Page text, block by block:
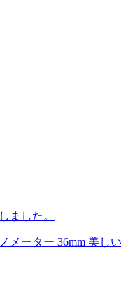
ました。
メーター 36mm 美し